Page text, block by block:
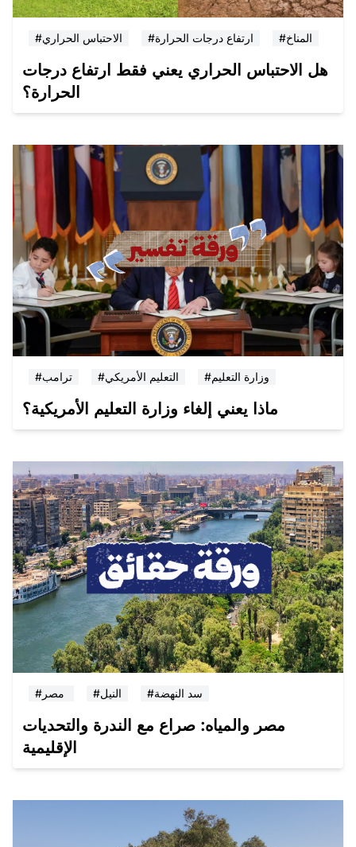
#الاحتباس الحراري #ارتفاع درجات الحرارة #المناخ
هل الاحتباس الحراري يعني فقط ارتفاع درجات
الحرارة؟
#ترامب #التعليم الأمريكي #وزارة التعليم
ماذا يعني إلغاء وزارة التعليم الأمريكية؟
#النيل #سد النهضة
مصر والمياه: صراع مع الندرة والتحديات
الإقليمية